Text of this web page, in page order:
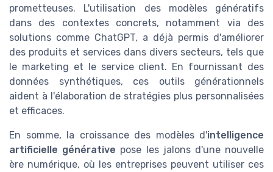
prometteuses. L'utilisation des modèles génératifs
dans des contextes concrets, notamment via des
solutions comme ChatGPT, a déjà permis d'améliorer
des produits et services dans divers secteurs, tels que
le marketing et le service client. En fournissant des
données synthétiques, ces outils générationnels
aident à l'élaboration de stratégies plus personnalisées
et efficaces.
En somme, la croissance des modèles d'intelligence
artificielle générative pose les jalons d'une nouvelle
ère numérique, où les entreprises peuvent utiliser ces